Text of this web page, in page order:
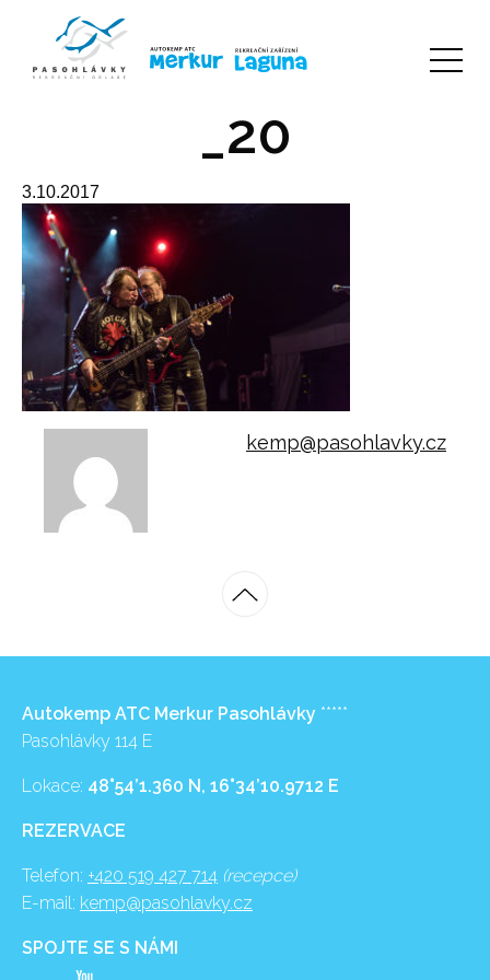
_20
3.10.2017
kemp@pasohlavky.cz
Autokemp ATC Merkur Pasohlávky *****
Pasohlávky 114 E
Lokace: 48°54’1.360 N, 16°34’10.9712 E
REZERVACE
Telefon: +420 519 427 714 (recepce)
E-mail: kemp@pasohlavky.cz
SPOJTE SE S NÁMI